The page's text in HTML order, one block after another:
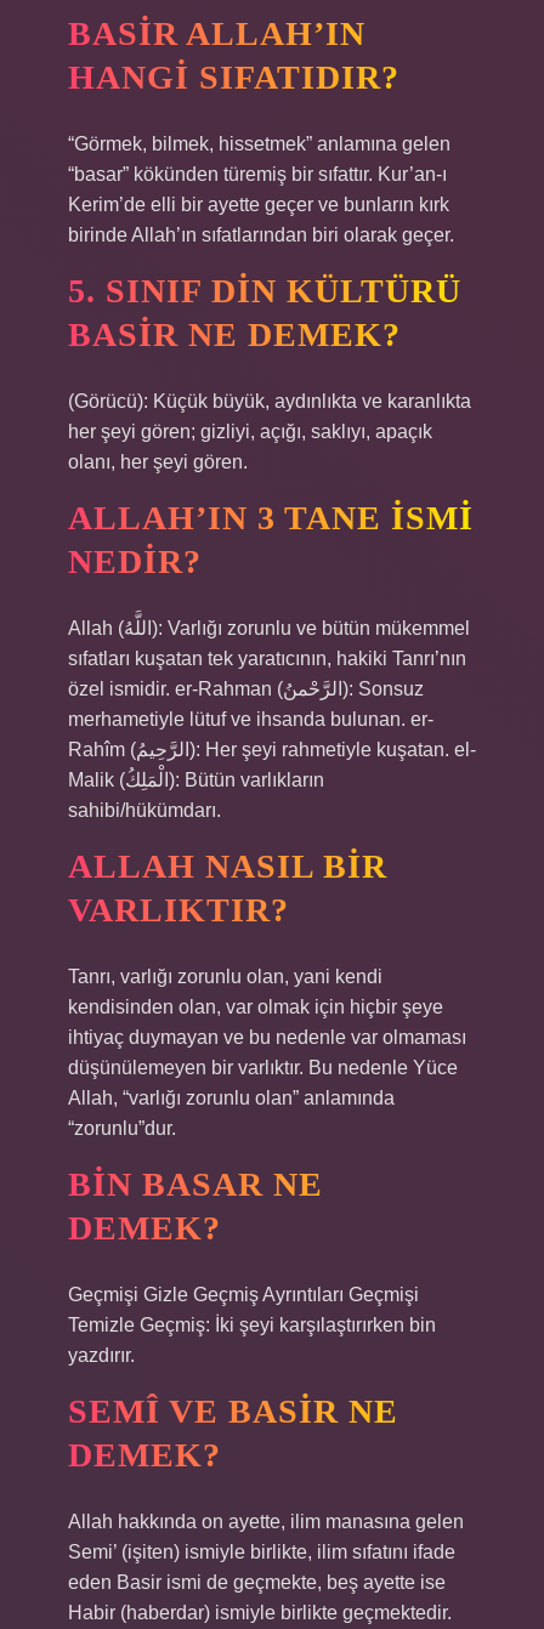
BASIR ALLAH’IN
HANGI SIFATIDIR?
“Görmek, bilmek, hissetmek” anlamına gelen
“basar” kökünden türemiş bir sıfattır. Kur’an-ı
Kerim’de elli bir ayette geçer ve bunların kırk
birinde Allah’ın sıfatlarından biri olarak geçer.
5. SINIF DIN KÜLTÜRÜ
BASIR NE DEMEK?
(Görücü): Küçük büyük, aydınlıkta ve karanlıkta
her şeyi gören; gizliyi, açığı, saklıyı, apaçık
olanı, her şeyi gören.
ALLAH’IN 3 TANE ISMI
NEDIR?
Allah (اللَّهُ): Varlığı zorunlu ve bütün mükemmel
sıfatları kuşatan tek yaratıcının, hakiki Tanrı’nın
özel ismidir. er-Rahman (الرَّحْمنُ): Sonsuz
merhametiyle lütuf ve ihsanda bulunan. er-
Rahîm (الرَّحِيمُ): Her şeyi rahmetiyle kuşatan. el-
Malik (الْمَلِكُ): Bütün varlıkların
sahibi/hükümdarı.
ALLAH NASIL BIR
VARLIKTIR?
Tanrı, varlığı zorunlu olan, yani kendi
kendisinden olan, var olmak için hiçbir şeye
ihtiyaç duymayan ve bu nedenle var olmaması
düşünülemeyen bir varlıktır. Bu nedenle Yüce
Allah, “varlığı zorunlu olan” anlamında
“zorunlu”dur.
BIN BASAR NE
DEMEK?
Geçmişi Gizle Geçmiş Ayrıntıları Geçmişi
Temizle Geçmiş: İki şeyi karşılaştırırken bin
yazdırır.
SEMÎ VE BASIR NE
DEMEK?
Allah hakkında on ayette, ilim manasına gelen
Semi’ (işiten) ismiyle birlikte, ilim sıfatını ifade
eden Basir ismi de geçmekte, beş ayette ise
Habir (haberdar) ismiyle birlikte geçmektedir.